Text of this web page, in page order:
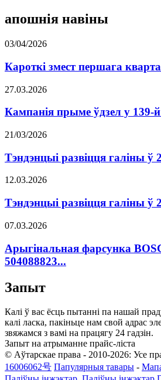
апошнія навіны
03/04/2026
Кароткі змест першага
27.03.2026
Кампанія прыме ўдзел у 139-й
21/03/2026
Тэндэнцыі развіцця галіны ў
12.03.2026
Тэндэнцыі развіцця галіны ў
07.03.2026
Арыгінальная фарсунка
504088823...
Запыт
Калі ў вас ёсць пытанні па нашай
калі ласка, пакіньце нам свой адрас
звяжамся з вамі на працягу 24 гадзін.
Запыт на атрыманне прайс-ліста
© Аўтарскае права - 2010-2026: Усе
16006062号 Папулярныя тавары -